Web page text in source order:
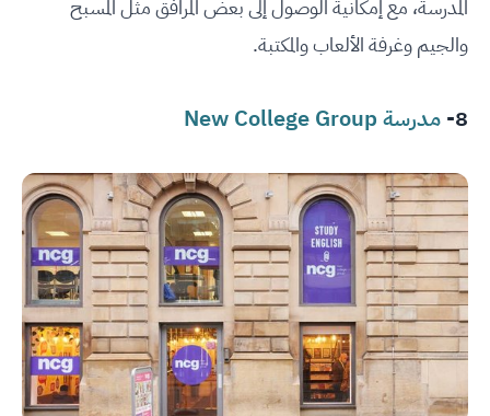
المدرسة، مع إمكانية الوصول إلى بعض المرافق مثل المسبح
والجيم وغرفة الألعاب والمكتبة.
8- مدرسة New College Group